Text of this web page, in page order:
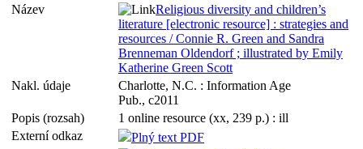
Název
Religious diversity and children’s
literature [electronic resource] : strategies and
resources / Connie R. Green and Sandra
Brenneman Oldendorf ; illustrated by Emily
Katherine Green Scott
Nakl. údaje
Charlotte, N.C. : Information Age
Pub., c2011
Popis (rozsah)
1 online resource (xx, 239 p.) : ill
Externí odkaz
Plný text PDF